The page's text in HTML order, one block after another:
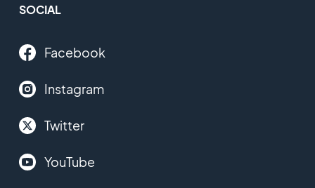
SOCIAL
Facebook
Instagram
Twitter
YouTube